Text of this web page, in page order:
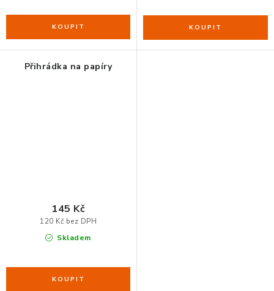
Přihrádka na papíry
Skladem
120 Kč bez DPH
145 Kč